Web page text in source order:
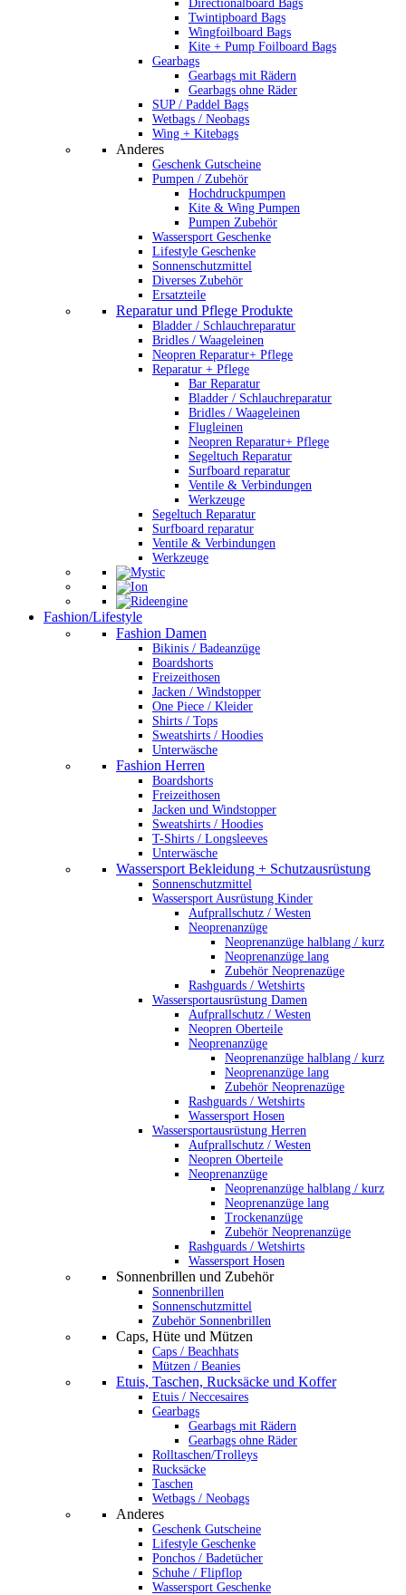
Directionalboard Bags
Twintipboard Bags
Wingfoilboard Bags
Kite + Pump Foilboard Bags
Gearbags
Gearbags mit Rädern
Gearbags ohne Räder
SUP / Paddel Bags
Wetbags / Neobags
Wing + Kitebags
Anderes
Geschenk Gutscheine
Pumpen / Zubehör
Hochdruckpumpen
Kite & Wing Pumpen
Pumpen Zubehör
Wassersport Geschenke
Lifestyle Geschenke
Sonnenschutzmittel
Diverses Zubehör
Ersatzteile
Reparatur und Pflege Produkte
Bladder / Schlauchreparatur
Bridles / Waageleinen
Neopren Reparatur+ Pflege
Reparatur + Pflege
Bar Reparatur
Bladder / Schlauchreparatur
Bridles / Waageleinen
Flugleinen
Neopren Reparatur+ Pflege
Segeltuch Reparatur
Surfboard reparatur
Ventile & Verbindungen
Werkzeuge
Segeltuch Reparatur
Surfboard reparatur
Ventile & Verbindungen
Werkzeuge
Fashion/Lifestyle
Fashion Damen
Bikinis / Badeanzüge
Boardshorts
Freizeithosen
Jacken / Windstopper
One Piece / Kleider
Shirts / Tops
Sweatshirts / Hoodies
Unterwäsche
Fashion Herren
Boardshorts
Freizeithosen
Jacken und Windstopper
Sweatshirts / Hoodies
T-Shirts / Longsleeves
Unterwäsche
Wassersport Bekleidung + Schutzausrüstung
Sonnenschutzmittel
Wassersport Ausrüstung Kinder
Aufprallschutz / Westen
Neoprenanzüge
Neoprenanzüge halblang / kurz
Neoprenanzüge lang
Zubehör Neoprenazüge
Rashguards / Wetshirts
Wassersportausrüstung Damen
Aufprallschutz / Westen
Neopren Oberteile
Neoprenanzüge
Neoprenanzüge halblang / kurz
Neoprenanzüge lang
Zubehör Neoprenazüge
Rashguards / Wetshirts
Wassersport Hosen
Wassersportausrüstung Herren
Aufprallschutz / Westen
Neopren Oberteile
Neoprenanzüge
Neoprenanzüge halblang / kurz
Neoprenanzüge lang
Trockenanzüge
Zubehör Neoprenanzüge
Rashguards / Wetshirts
Wassersport Hosen
Sonnenbrillen und Zubehör
Sonnenbrillen
Sonnenschutzmittel
Zubehör Sonnenbrillen
Caps, Hüte und Mützen
Caps / Beachhats
Mützen / Beanies
Etuis, Taschen, Rucksäcke und Koffer
Etuis / Neccesaires
Gearbags
Gearbags mit Rädern
Gearbags ohne Räder
Rolltaschen/Trolleys
Rucksäcke
Taschen
Wetbags / Neobags
Anderes
Geschenk Gutscheine
Lifestyle Geschenke
Ponchos / Badetücher
Schuhe / Flipflop
Wassersport Geschenke